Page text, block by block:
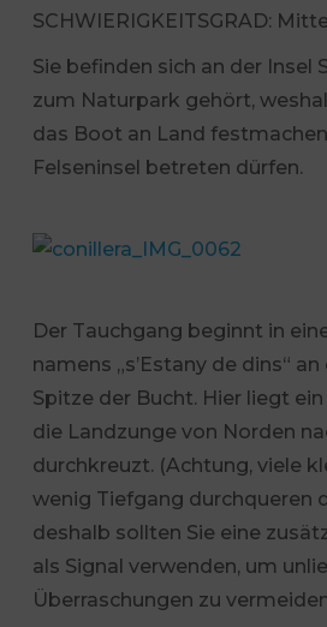
SCHWIERIGKEITSGRAD:
Sie befinden sich an der Insel
zum Naturpark gehört,
das Boot an Land
Felseninsel betreten dürfen.
Der Tauchgang beginnt in
namens „s’Estany de dins“
Spitze der Bucht. Hier liegt
die Landzunge von Norden
durchkreuzt. (Achtung, viele
wenig Tiefgang durchqueren
deshalb sollten Sie eine
als Signal verwenden, um
Überraschungen zu